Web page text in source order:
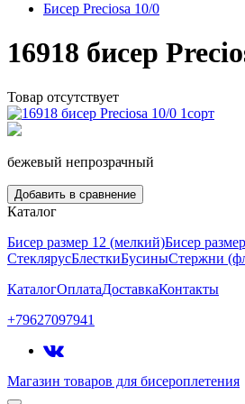
Бисер Preciosa 10/0
16918 бисер
Товар отсутствует
бежевый непрозрачный
Добавить в сравнение
Каталог
Бисер размер 12 (мелкий)Бисер
СтеклярусБлесткиБусиныСтержни
КаталогОплатаДоставкаКонтакты
+79627097941
Магазин товаров для бисероплетения